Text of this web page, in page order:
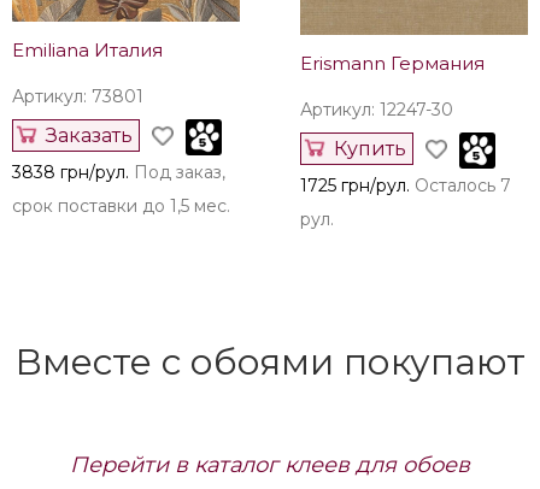
Emiliana Италия
Артикул: 73801
Заказать
3838 грн/рул. Под заказ,
срок поставки до 1,5 мес.
Erismann Германия
Артикул: 12247-30
Купить
1725 грн/рул. Осталось 7
рул.
Вместе с обоями покупают
Перейти в каталог клеев для обоев